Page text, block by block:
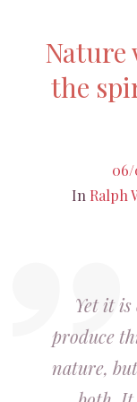
Nature
the
06/
In Ralph
Yet it
produce
nature,